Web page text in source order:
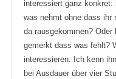
interessiert ganz konkret:
was nehmt ohne dass ihr
da rausgekommen? Oder
gemerkt dass was fehlt?
interessieren. Ich kenn
bei Ausdauer über vier